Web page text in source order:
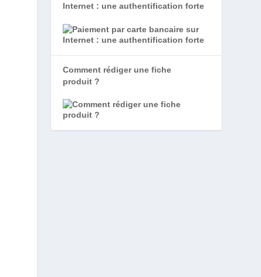
Internet : une authentification forte
Comment rédiger une fiche
produit ?